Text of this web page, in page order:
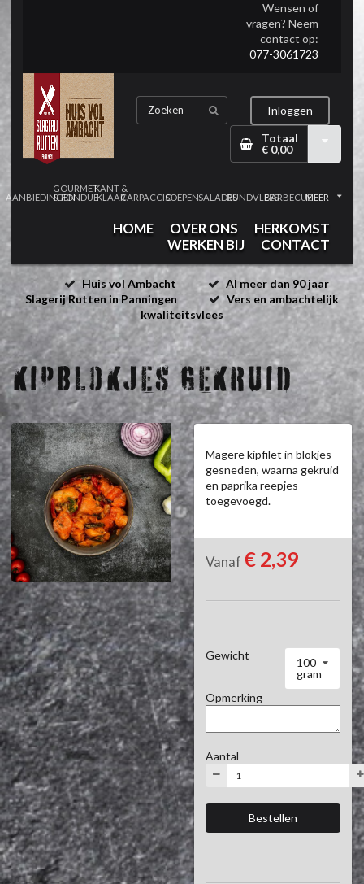
Wensen of
vragen? Neem
contact op:
077-3061723
Inloggen
Totaal
€ 0,00
AANBIEDINGEN
GOURMET
& FONDUE
KANT &
KLAARCARPACCIOSOEPENSALADESRUNDVLEESBARBECUEMEER
HOME OVER ONS
HERKOMST
WERKEN BIJ
CONTACT
Huis vol Ambacht
Al meer dan 90 jaar
Slagerij Rutten in Panningen
Vers en ambachtelijk
kwaliteitsvlees
KIPBLOKJES GEKRUID
Magere kipfilet in blokjes
gesneden, waarna gekruid
en paprika reepjes
toegevoegd.
Vanaf € 2,39
Gewicht
100
gram
Opmerking
Aantal